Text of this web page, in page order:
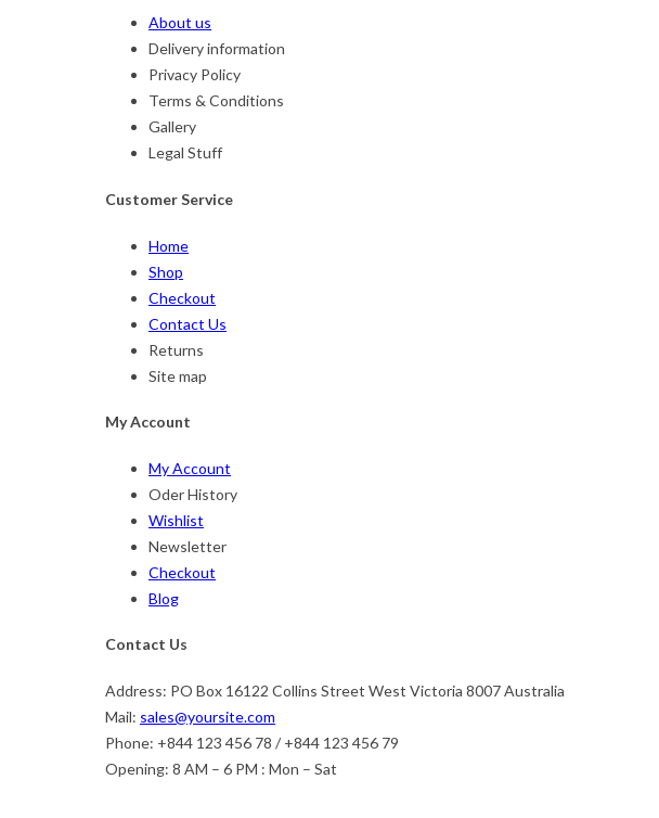
About us
Delivery information
Privacy Policy
Terms & Conditions
Gallery
Legal Stuff
Customer Service
Home
Shop
Checkout
Contact Us
Returns
Site map
My Account
My Account
Oder History
Wishlist
Newsletter
Checkout
Blog
Contact Us
Address: PO Box 16122 Collins Street West Victoria 8007 Australia
Mail: sales@yoursite.com
Phone: +844 123 456 78 / +844 123 456 79
Opening: 8 AM – 6 PM : Mon – Sat